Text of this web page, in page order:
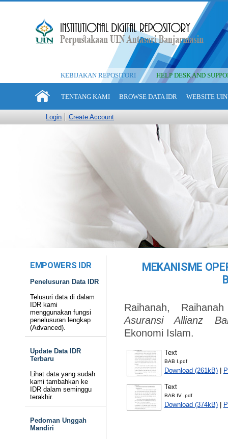
KEBIJAKAN REPOSITORI HELP DESK AND
TENTANG KAMI BROWSE DATA IDR WEBSITE
Login Create Account
EMPOWERS IDR
Penelusuran Data IDR
Telusuri data di dalam
IDR kami
menggunakan fungsi
penelusuran lengkap
(Advanced).
Update Data IDR
Terbaru
Lihat data yang sudah
kami tambahkan ke
IDR dalam seminggu
terakhir.
Pedoman Unggah
Mandiri
MEKANISME
Raihanah, Raihanah
Asuransi Allianz
Ekonomi Islam.
Text
BAB I.pdf
Download (261kB)|
Text
BAB IV .pdf
Download (374kB)|